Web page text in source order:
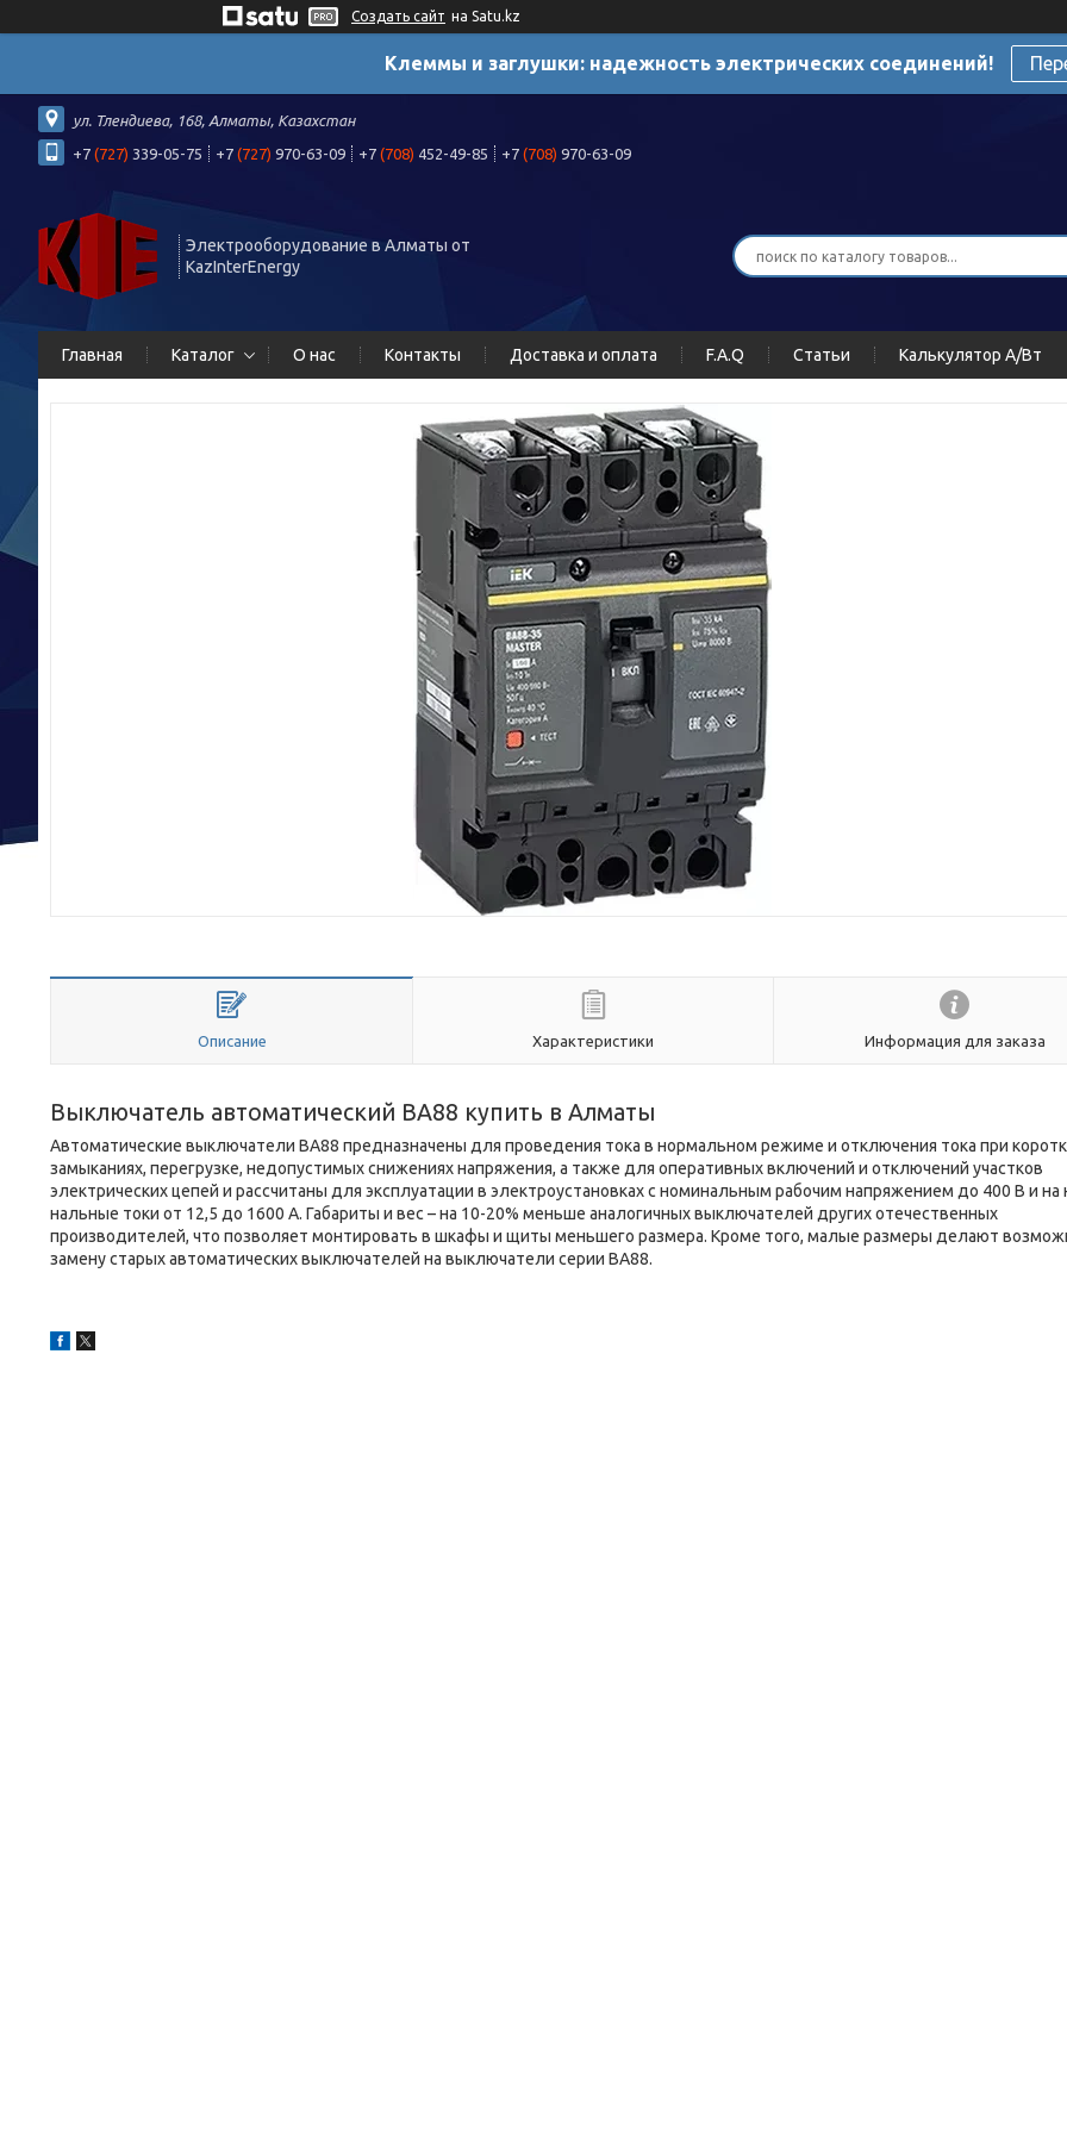
Создать сайт на Satu.kz
Клеммы и заглушки: надежность электрических соединений!
ул. Тлендиева, 168, Алматы, Казахстан
+7 (727) 339-05-75 +7 (727) 970-63-09 +7 (708) 452-49-85 +7 (708) 970-63-09
Электрооборудование в Алматы от
KazInterEnergy
Главная Каталог О нас Контакты Доставка и оплата F.A.Q Статьи Калькулятор А/Вт
Описание Характеристики Информация для заказа
Выключатель автоматический ВА88 купить в Алматы
Автоматические выключатели ВА88 предназначены для проведения тока в нормальном режиме и отключения тока при
замыканиях, перегрузке, недопустимых снижениях напряжения, а также для оперативных включений и отключений участков
электрических цепей и рассчитаны для эксплуатации в электроустановках с номинальным рабочим напряжением до 400 В и на
нальные токи от 12,5 до 1600 А. Габариты и вес – на 10-20% меньше аналогичных выключателей других отечественных
производителей, что позволяет монтировать в шкафы и щиты меньшего размера. Кроме того, малые размеры делают
замену старых автоматических выключателей на выключатели серии ВА88.